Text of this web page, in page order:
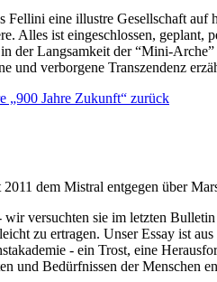
eine illustre Gesellschaft
Alles ist eingeschlossen,
der Langsamkeit der “Mini-
und verborgene Transzendenz
„900 Jahre Zukunft“ zurück
dem Mistral entgegen über
versuchten sie im letzten
zu ertragen. Unser Essay ist
- ein Trost, eine
Bedürfnissen der Menschen